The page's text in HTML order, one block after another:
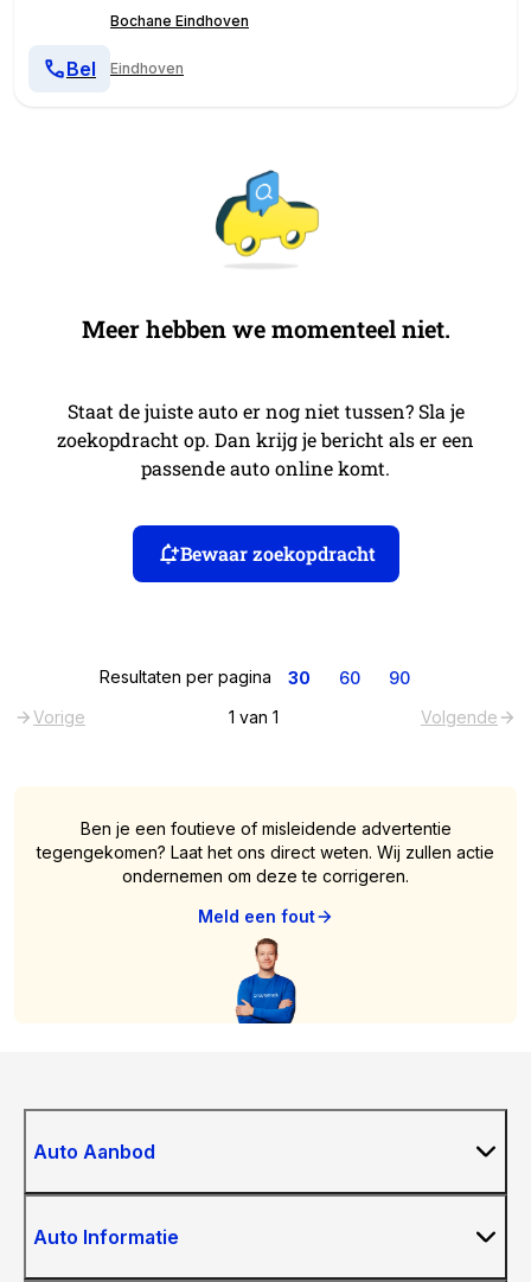
Bochane Eindhoven
Eindhoven
Bel
Meer hebben we momenteel niet.
Staat de juiste auto er nog niet tussen? Sla je
zoekopdracht op. Dan krijg je bericht als er een
passende auto online komt.
Bewaar zoekopdracht
Resultaten per pagina 30 60
90
Vorige
1 van 1 Volgende
Ben je een foutieve of misleidende advertentie
tegengekomen? Laat het ons direct weten. Wij zullen actie
ondernemen om deze te corrigeren.
Meld een fout
Auto Aanbod
Auto Informatie